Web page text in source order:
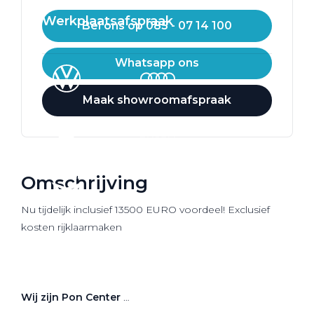
Werkplaatsafspraak
Bel ons op 085 - 07 14 100
Whatsapp ons
Maak showroomafspraak
Omschrijving
Nu tijdelijk inclusief 13500 EURO voordeel! Exclusief
kosten rijklaarmaken
Wij zijn Pon Center